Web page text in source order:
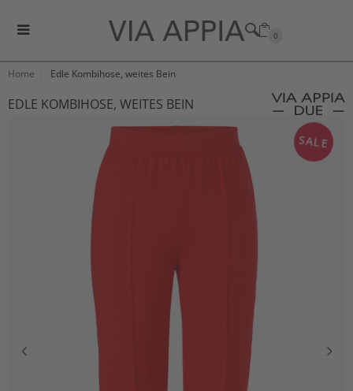
0
Home Edle Kombihose, weites Bein
EDLE KOMBIHOSE, WEITES BEIN
SALE